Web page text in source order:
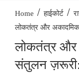
Home / हाईकोर्ट /
लोकतंत्र और
लोकतंत्र और
संतुलन ज़रूरी: